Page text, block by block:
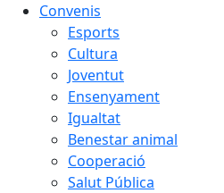
Convenis
Esports
Cultura
Joventut
Ensenyament
Igualtat
Benestar animal
Cooperació
Salut Pública